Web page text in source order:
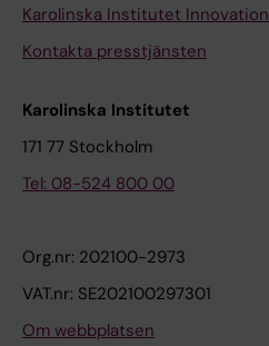
Karolinska Institutet Innovation
Kontakta presstjänsten
Karolinska Institutet
171 77 Stockholm
Tel: 08-524 800 00
Org.nr: 202100-2973
VAT.nr: SE202100297301
Om webbplatsen